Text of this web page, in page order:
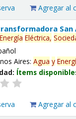
Agregar al
Energía Eléctrica,
Aires:Agua y
Ítems
Agregar al